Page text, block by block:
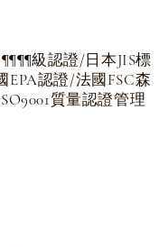
¶¶¶¶級認證/日本JIS標
認證/法國FSC森
質量認證管理